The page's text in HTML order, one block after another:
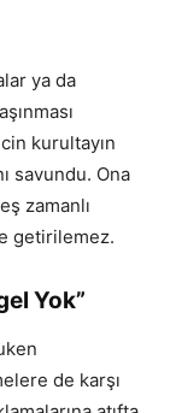
ya da
kurultayın
savundu. Ona
zamanlı
getirilemez.
Yok”
de karşı